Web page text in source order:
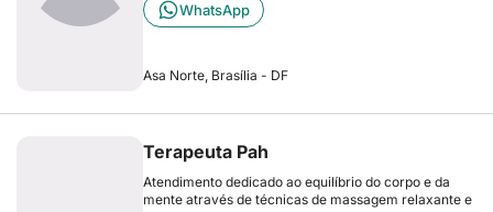
WhatsApp
Asa Norte, Brasília - DF
Terapeuta Pah
Atendimento dedicado ao equilíbrio do corpo e da
mente através de técnicas de massagem relaxante e